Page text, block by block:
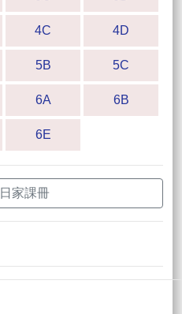
4C 4D
5B 5C
6A 6B
6E
家課冊